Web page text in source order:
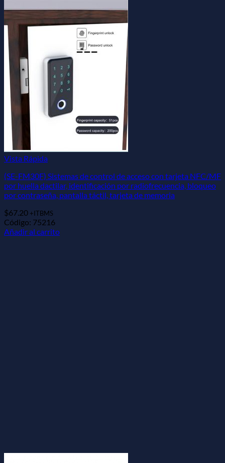
Vista Rápida
(SE-FM30F) Sistemas de control de acceso con tarjeta NFC/MF
por huella dactilar, identificación por radiofrecuencia, bloqueo
por contraseña, pantalla táctil, tarjeta de memoria
$67.20 +ITBMS
Código: 75216
Añadir al carrito